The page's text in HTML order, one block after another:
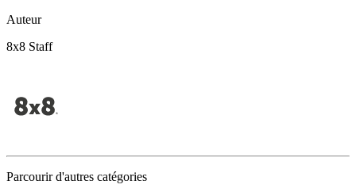
Auteur
8x8 Staff
Parcourir d'autres catégories